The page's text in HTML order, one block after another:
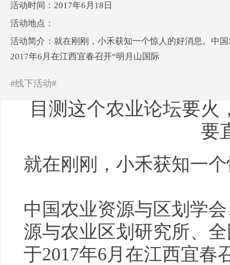
活动时间：2017年6月18日
活动地点：
活动简介：就在刚刚，小禾获知一个惊人的好消息。中
2017年6月在江西宜春召开“明月山国际
#线下活动#
目测这个农业论坛要
要
就在刚刚，小禾获知一
中国农业资源与区划学
源与农业区划研究所、
于2017年6月在江西宜春